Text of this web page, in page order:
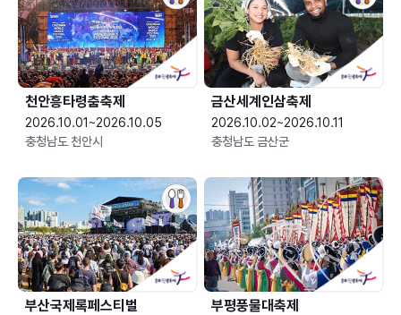
천안흥타령춤축제
2026.10.01~2026.10.05
충청남도 천안시
금산세계인삼축제
2026.10.02~2026.10.11
충청남도 금산군
부산국제록페스티벌 부평풍물대축제